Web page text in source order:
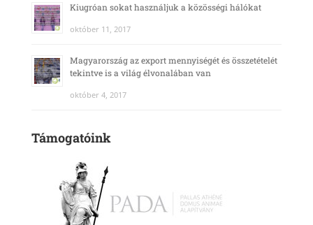
Kiugróan sokat használjuk a közösségi hálókat
október 11, 2017
Magyarország az export mennyiségét és összetételét
tekintve is a világ élvonalában van
október 4, 2017
Támogatóink